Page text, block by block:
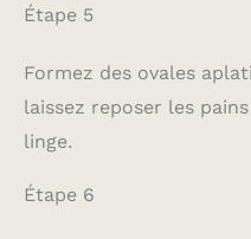
Étape 5
Formez des ovales
laissez reposer les
linge.
Étape 6